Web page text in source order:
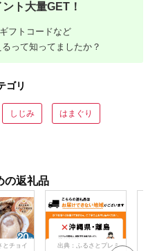
ト大量GET！
フトコードなど
って知ってましたか？
ゴリ
しじみ はまぐり
の返礼品
とチョイ
出典：ふるさとプレミ